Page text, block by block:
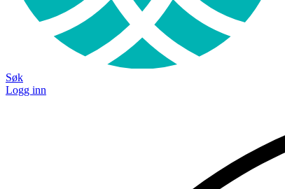
Søk
Logg inn